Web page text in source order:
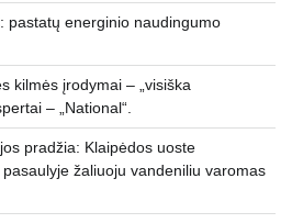
pastatų energinio naudingumo
kilmės įrodymai – „visiška
– „National“.
pradžia: Klaipėdos uoste
žaliuoju vandeniliu varomas